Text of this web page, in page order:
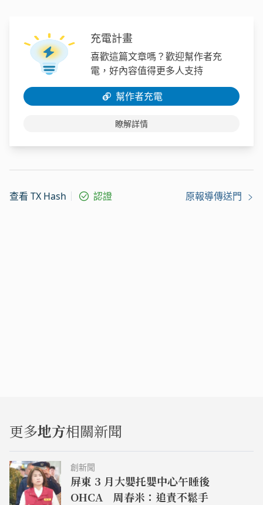
充電計畫
喜歡這篇文章嗎？歡迎幫作者充
電，好內容值得更多人支持
幫作者充電
瞭解詳情
查看 TX Hash 認證 原報導傳送門
更多地方相關新聞
創新聞
屏東 3 月大嬰托嬰中心午睡後
OHCA 周春米：追責不鬆手